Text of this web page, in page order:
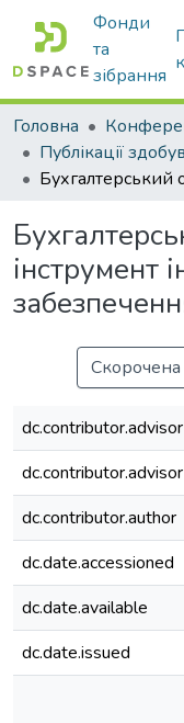
Фонди
та
зібрання
Головна
інструмент
dc.contributor.advisor
dc.contributor.advisor
dc.contributor.author
dc.date.accessioned
dc.date.available
dc.date.issued